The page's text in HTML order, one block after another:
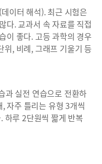
이터 해석). 최근 시험은
다. 교과서 속 자료를 직접
이 좋다. 고등 과학의 경우
위, 비례, 그래프 기울기 등
과 실전 연습으로 전환하
자주 틀리는 유형 3개씩
하루 2단원씩 짧게 반복